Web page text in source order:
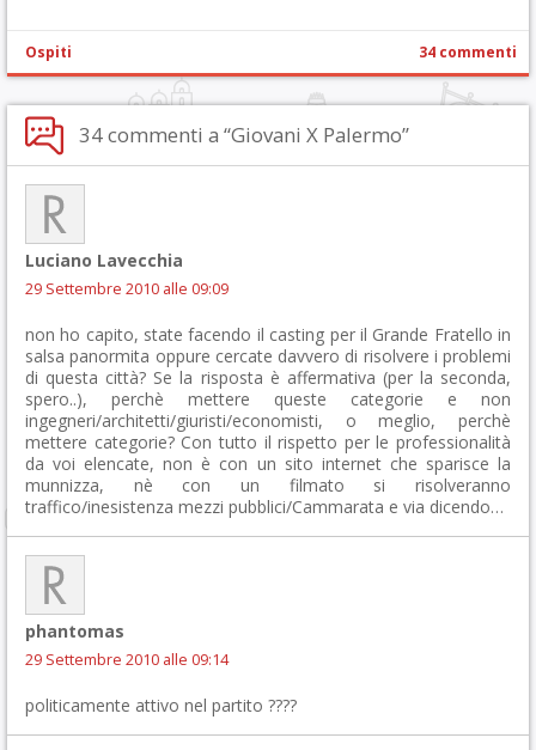
Ospiti 34 commenti
34 commenti a “Giovani X Palermo”
Luciano Lavecchia
29 Settembre 2010 alle 09:09
non ho capito, state facendo il casting per il Grande Fratello in
salsa panormita oppure cercate davvero di risolvere i problemi
di questa città? Se la risposta è affermativa (per la seconda,
spero..), perchè mettere queste categorie e non
ingegneri/architetti/giuristi/economisti, o meglio, perchè
mettere categorie? Con tutto il rispetto per le professionalità
da voi elencate, non è con un sito internet che sparisce la
munnizza, nè con un filmato si risolveranno
traffico/inesistenza mezzi pubblici/Cammarata e via dicendo…
phantomas
29 Settembre 2010 alle 09:14
politicamente attivo nel partito ????